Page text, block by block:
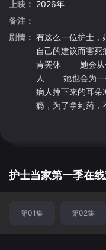
上映： 2026年
备注：
剧情： 有这么一位护士
自己的建议而害
肯罢休 她会从一
人 她也会为一
病人掉下来的耳
瘾，为了拿到药
ra)之后，
她将这个角色的
护士当家第一季在
第01集 第02集